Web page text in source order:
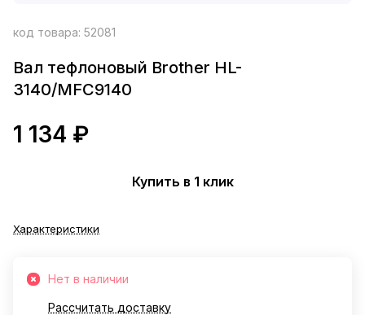
код товара: 52081
Вал тефлоновый Brother HL-
3140/MFC9140
1 134 ₽
Купить в 1 клик
Характеристики
Нет в наличии
Рассчитать доставку